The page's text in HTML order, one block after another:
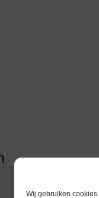
Wij gebruiken